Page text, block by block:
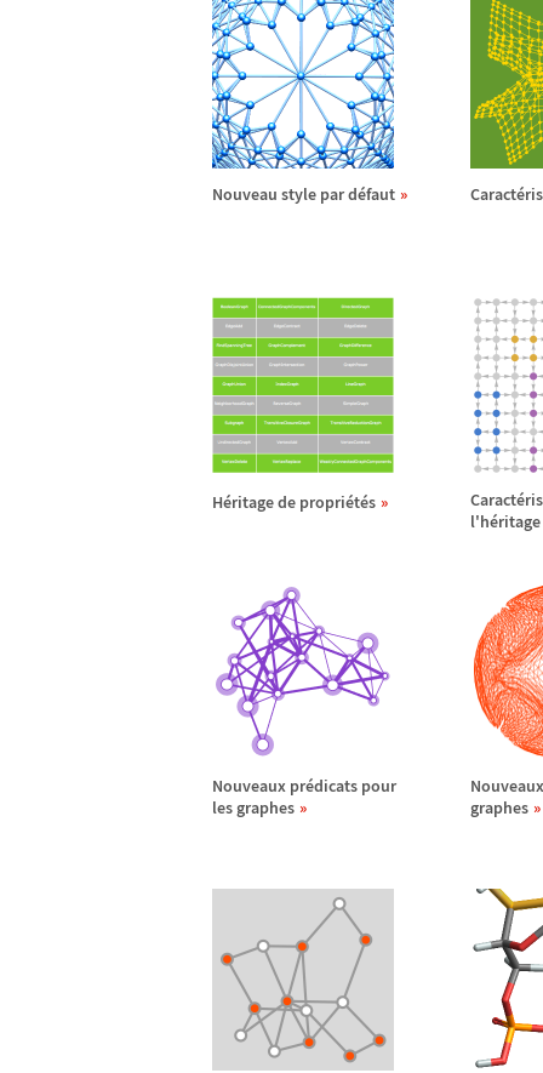
Nouveau style par défaut Caracté
Héritage de propriétés Caracté
l'héritage
Nouveaux prédicats pour
les graphes
graphes